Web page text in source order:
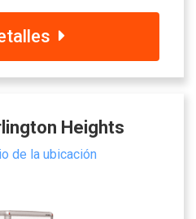
Heights
de la ubicación